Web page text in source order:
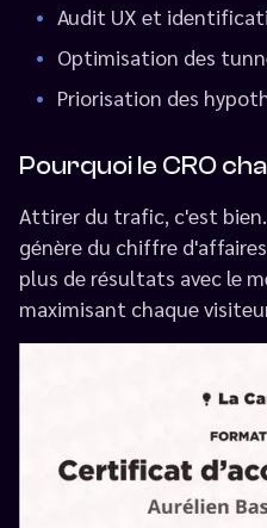
Audit UX et
Optimisation des
Priorisation des
Pourquoi le CRO
Attirer du trafic, c'est
génère du chiffre
plus de résultats avec le
maximisant chaque